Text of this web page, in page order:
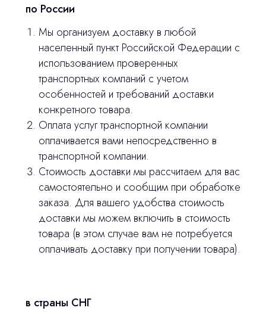
по России
Мы организуем доставку в любой
населенный пункт Российской Федерации с
использованием проверенных
транспортных компаний с учетом
особенностей и требований доставки
конкретного товара.
Оплата услуг транспортной компании
оплачивается вами непосредственно в
транспортной компании.
Стоимость доставки мы рассчитаем для вас
самостоятельно и сообщим при обработке
заказа. Для вашего удобства стоимость
доставки мы можем включить в стоимость
товара (в этом случае вам не потребуется
оплачивать доставку при получении товара).
в страны СНГ
Нажимая на кнопку «Отправить вопрос»
вы соглашаетесь с политикой
конфиденциальности